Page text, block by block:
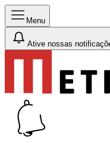
Menu
Ative nossas